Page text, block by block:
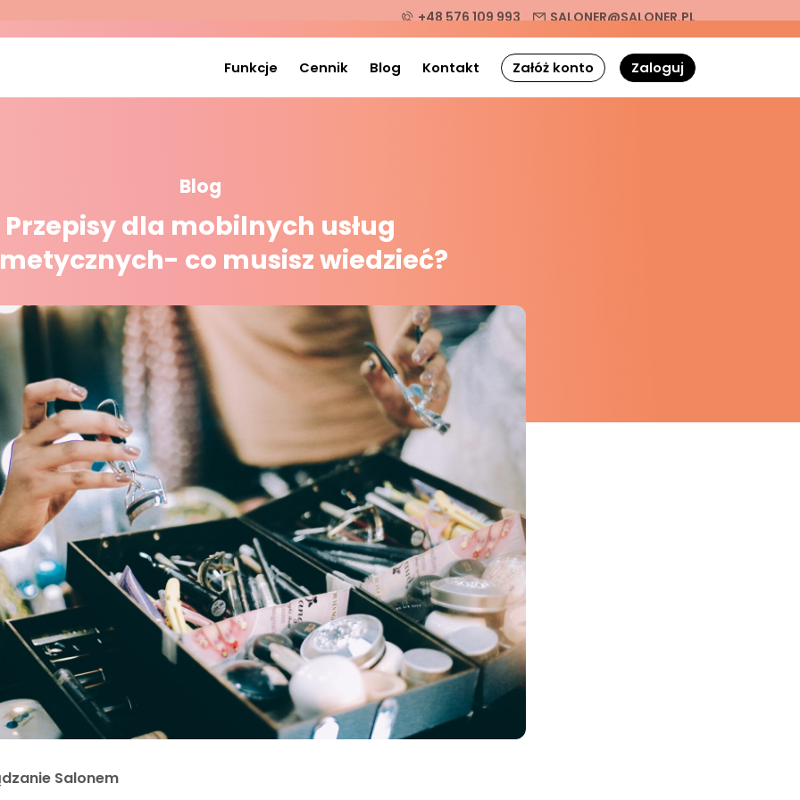
+48 576 109 993 SALONER@SALONER.PL
Funkcje Cennik Blog Kontakt Załóż konto Zaloguj
Blog
Przepisy dla mobilnych usług
co musisz wiedzieć?
Salonem